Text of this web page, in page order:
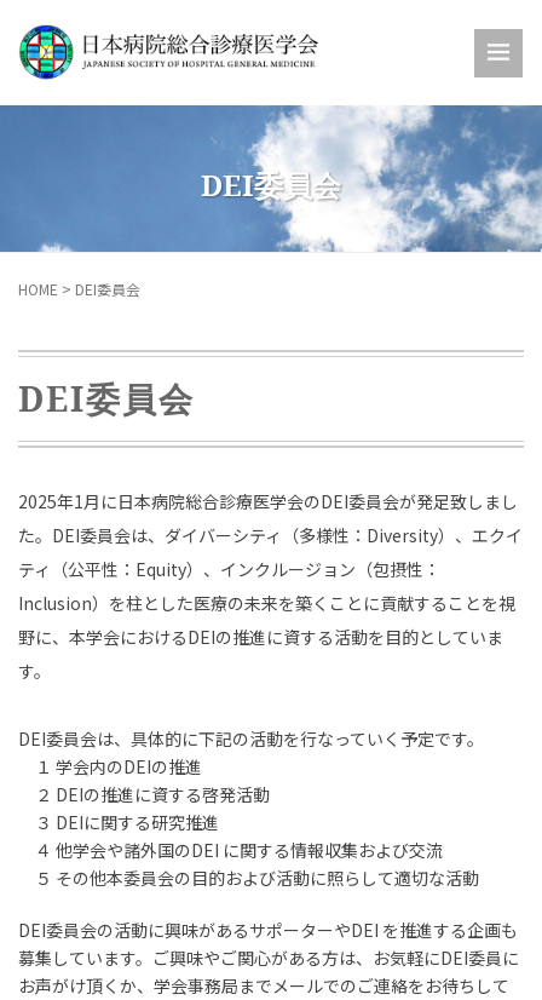
DEI委員会
HOME > DEI委員会
DEI委員会
2025年1⽉に⽇本病院総合診療医学会のDEI委員会が発⾜致しまし
た。DEI委員会は、ダイバーシティ（多様性：Diversity）、エクイ
ティ（公平性：Equity）、インクルージョン（包摂性：
Inclusion）を柱とした医療の未来を築くことに貢献することを視
野に、本学会におけるDEIの推進に資する活動を⽬的としていま
す。
DEI委員会は、具体的に下記の活動を⾏なっていく予定です。
１ 学会内のDEIの推進
２ DEIの推進に資する啓発活動
３ DEIに関する研究推進
４ 他学会や諸外国のDEI に関する情報収集および交流
５ その他本委員会の⽬的および活動に照らして適切な活動
DEI委員会の活動に興味があるサポーターやDEI を推進する企画も
募集しています。ご興味やご関⼼がある⽅は、お気軽にDEI委員に
お声がけ頂くか、学会事務局までメールでのご連絡をお待ちして